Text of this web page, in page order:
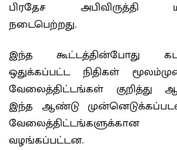
பிரதேச அபிவிருத்தி
நடைபெற்றது.
இந்த கூட்டத்தின்போது
ஒதுக்கப்பட்ட நிதிகள்
வேலைத்திட்டங்கள் குறித்து
இந்த ஆண்டு
வழங்கப்பட்டன.